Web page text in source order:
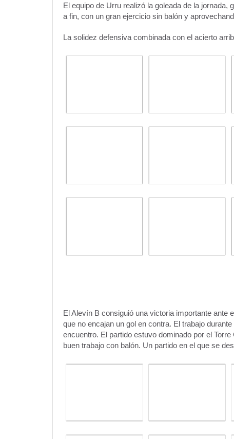
El equipo de Urru realizó la goleada de la
a fin, con un gran ejercicio sin balón y
La solidez defensiva combinada con el acierto
El Alevín B consiguió una victoria importante ante
que no encajan un gol en contra. El trabajo
encuentro. El partido estuvo dominado por el
buen trabajo con balón. Un partido en el que se